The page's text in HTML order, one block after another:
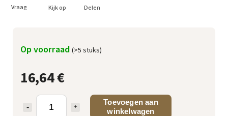
16,64 €
Toevoegen aan
winkelwagen
Op voorraad (>5 stuks)
Vraag Kijk op Delen